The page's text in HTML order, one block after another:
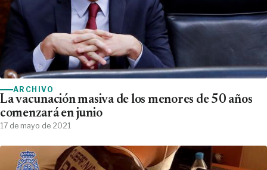
ARCHIVO
La vacunación masiva de los menores de 50 años
comenzará en junio
17 de mayo de 2021